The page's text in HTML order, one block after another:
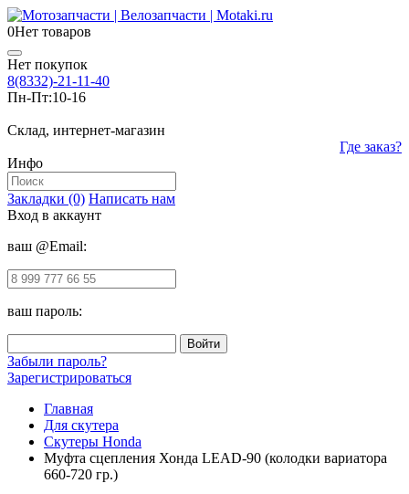
0Нет товаров
Нет покупок
8(8332)-21-11-40
Пн-Пт:10-16
Склад, интернет-магазин
Где заказ?
Инфо
Закладки (0) Написать нам
Вход в аккаунт
ваш @Email:
ваш пароль:
Забыли пароль?
Зарегистрироваться
Главная
Для скутера
Скутеры Honda
Муфта сцепления Хонда LEAD-90 (колодки вариатора
660-720 гр.)